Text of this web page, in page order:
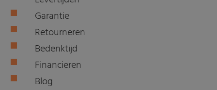
Garantie
Retourneren
Bedenktijd
Financieren
Blog